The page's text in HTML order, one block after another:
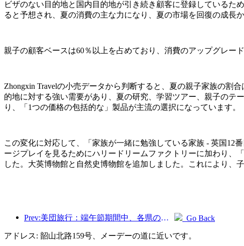
ビザのない目的地と国内目的地が引き続き顧客に登録しているた
ると予想され、夏の消費の主な力になり、夏の市場を回復の成長
親子の顧客ベースは60％以上を占めており、消費のアップグレー
Zhongxin Travelの小売データから判断すると、夏の親子家族の割
的地に対する強い需要があり、夏の研究、学習ツアー、親子のテ
り、「1つの価格の包括的な」製品が主流の選択になっています。
この変化に対応して、「家族が一緒に勉強している家族 - 英国12
ージプレイを見るためにハリードリームファクトリーに加わり、
した。大英博物館と自然史博物館を追加しました。これにより、
Prev:美団旅行：端午節期間中、各県の高級ホテルの予約が殺到、子供連れの家族が主力に Go Back
アドレス: 韶山北路159号、メーデーの道に近いです。